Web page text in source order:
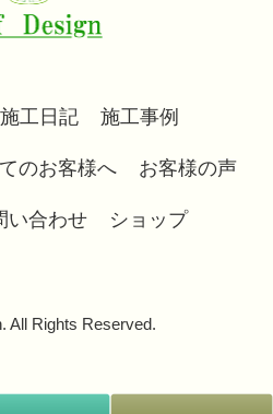
工日記 施工事例
のお客様へ お客様の声
い合わせ ショップ
All Rights Reserved.